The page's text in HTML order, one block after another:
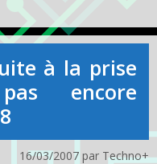
à la prise
encore
16/03/2007 par Techno+